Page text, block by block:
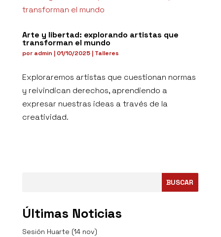
Arte y libertad: explorando artistas que
transforman el mundo
por admin | 01/10/2025| Talleres
Exploraremos artistas que cuestionan normas
y reivindican derechos, aprendiendo a
expresar nuestras ideas a través de la
creatividad.
BUSCAR
Últimas Noticias
Sesión Huarte (14 nov)